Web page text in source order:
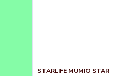
STARLIFE MUMIO STAR